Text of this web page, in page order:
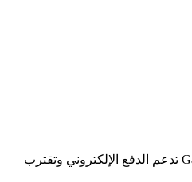
Galaxy Watch تدعم الدفع الإلكتروني وتقترب